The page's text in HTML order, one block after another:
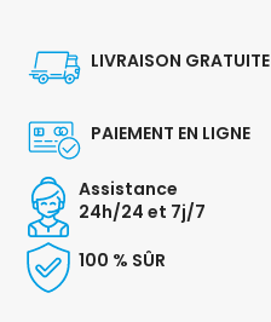
LIVRAISON GRATUITE
PAIEMENT EN LIGNE
Assistance
24h/24 et 7j/7
100 % SÛR